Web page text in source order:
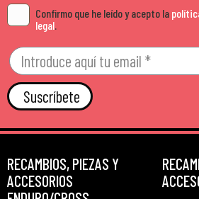
Confirmo que he leído y acepto la
legal
Suscríbete
RECAMBIOS, PIEZAS Y
ACCESORIOS